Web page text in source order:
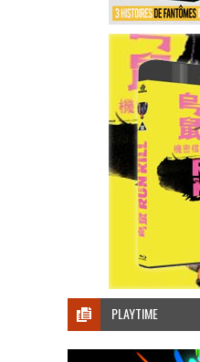
PLAYTIME